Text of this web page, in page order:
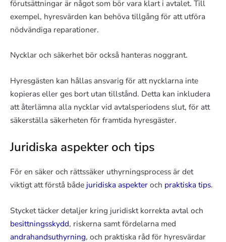
förutsättningar är något som bör vara klart i avtalet. Till
exempel, hyresvärden kan behöva tillgång för att utföra
nödvändiga reparationer.
Nycklar och säkerhet bör också hanteras noggrant.
Hyresgästen kan hållas ansvarig för att nycklarna inte
kopieras eller ges bort utan tillstånd. Detta kan inkludera
att återlämna alla nycklar vid avtalsperiodens slut, för att
säkerställa säkerheten för framtida hyresgäster.
Juridiska aspekter och tips
För en säker och rättssäker uthyrningsprocess är det
viktigt att förstå både juridiska aspekteroch praktiska tips.
Stycket täcker detaljer kring juridiskt korrekta avtal och
besittningsskydd, riskerna samt fördelarna med
andrahandsuthyrning, och praktiska råd för hyresvärdar